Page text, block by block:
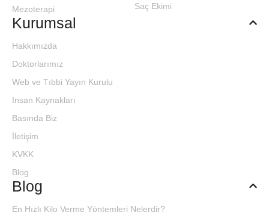
Mezoterapi
Saç Ekimi
Kurumsal
Hakkımızda
Doktorlarımız
Web ve Tıbbi Yayın Kurulu
İnsan Kaynakları
Basında Biz
İletişim
KVKK
Blog
Blog
En Hızlı Kilo Verme Yöntemleri Nelerdir?